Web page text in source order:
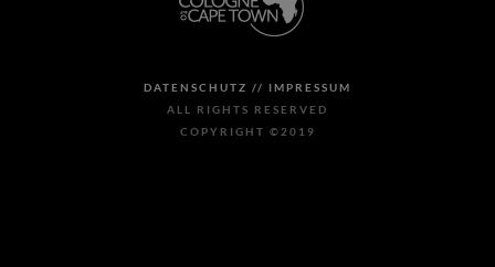
DATENSCHUTZ // IMPRESSUM
ALL RIGHTS RESERVED
COPYRIGHT ©2019